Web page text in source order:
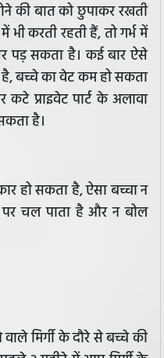
की बात को छुपाकर रखती
भी करती रहती हैं, तो गर्भ में
पड़ सकता है। कई बार ऐसे
है, बच्चे का वेट कम हो सकता
प्राइवेट पार्ट के अलावा
है।
हो सकता है, ऐसा बच्चा न
पर चल पाता है और न बोल
मिर्गी के दौरे से बच्चे की